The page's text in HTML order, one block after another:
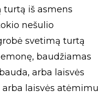
turtą iš asmens
nešulio
svetimą turtą
baudžiamas
arba laisvės
laisvės atėmimu